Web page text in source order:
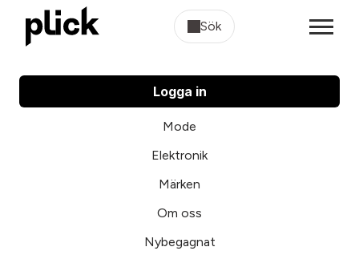
Sök
Logga in
Mode
Elektronik
Märken
Om oss
Nybegagnat